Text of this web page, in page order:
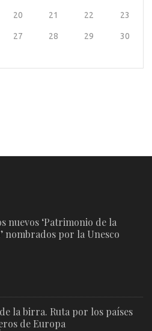
20 21 22 23
27 28 29 30
nuevos ‘Patrimonio de la
nombrados por la Unesco
la birra. Ruta por los países
de Europa